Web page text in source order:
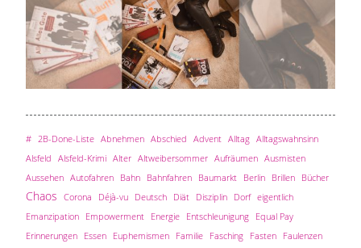
# 2B-Done-Liste Abnehmen Abschied Advent Alltag Alltagswahnsinn
Alsfeld Alsfeld-Krimi Alter Altweibersommer Aufräumen Ausmisten
Aussehen Autofahren Bahn Bahnfahren Baumarkt Berlin Brillen Bücher
Chaos Corona Déjà-vu Deutsch Diät Disziplin Dorf eigentlich
Emanzipation Empowerment Energie Entschleunigung Equal Pay
Erinnerungen Essen Euphemismen Familie Fasching Fasten Faulenzen